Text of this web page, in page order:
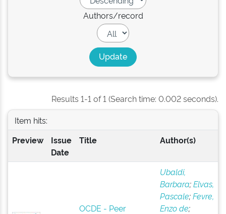
Authors/record
Results 1-1 of 1 (Search time: 0.002 seconds).
Item hits:
Preview
Issue
Date
Title Author(s)
OCDE - Peer
Ubaldi,
Barbara;Elvas,
Pascale;Fevre,
Enzo de;